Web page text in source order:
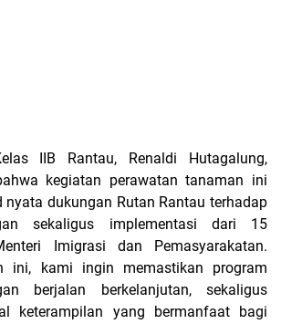
IIB Rantau, Renaldi Hutagalung,
kegiatan perawatan tanaman ini
nyata dukungan Rutan Rantau terhadap
sekaligus implementasi dari 15
Imigrasi dan Pemasyarakatan.
ini, kami ingin memastikan program
berjalan berkelanjutan, sekaligus
keterampilan yang bermanfaat bagi